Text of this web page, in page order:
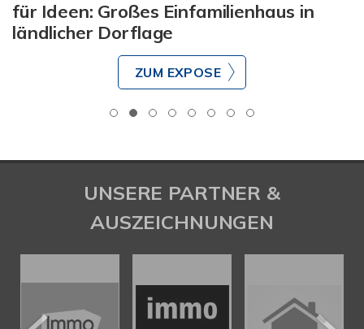
für Ideen: Großes Einfamilienhaus in
ländlicher Dorflage
ZUM EXPOSE
UNSERE PARTNER &
AUSZEICHNUNGEN